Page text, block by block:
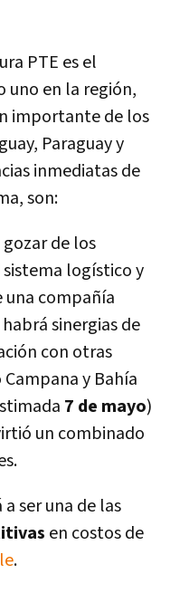
PTE es el
uno en la región,
importante de los
Paraguay y
inmediatas de
son:
gozar de los
logí­stico y
una compañí­a
sinergias de
con otras
y Bahí­a
7 de mayo)
un combinado
a ser una de las
en costos de
.